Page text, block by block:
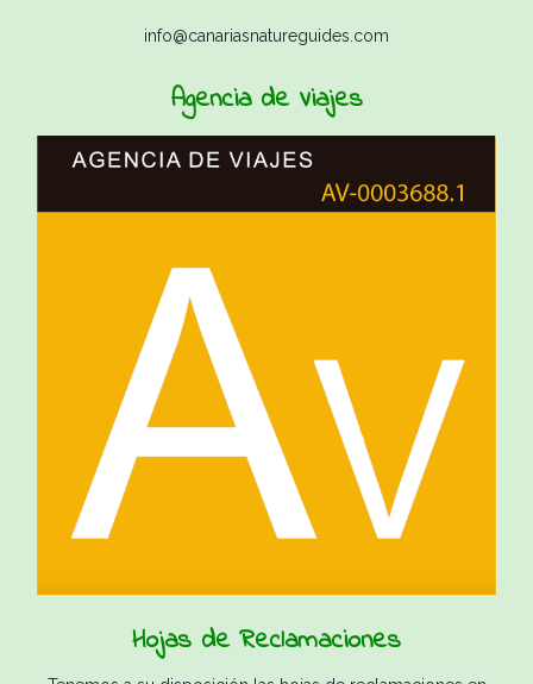
info@canariasnatureguides.com
Agencia de Viajes
Hojas de Reclamaciones